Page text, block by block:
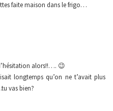
faite maison dans le frigo…
alors!!…. 😉
longtemps qu’on ne t’avait plus
vas bien?